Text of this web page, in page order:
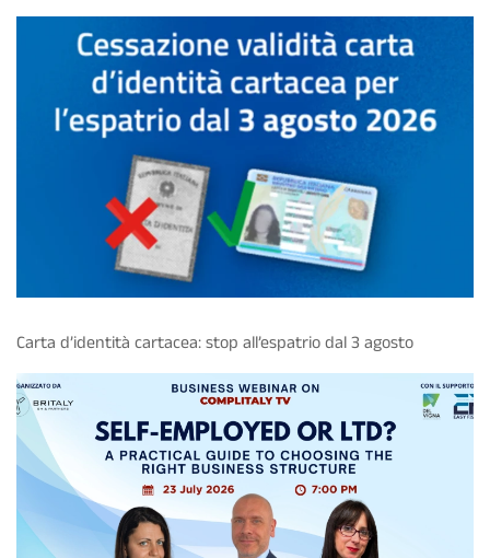
Carta d’identità cartacea: stop all’espatrio dal 3 agosto